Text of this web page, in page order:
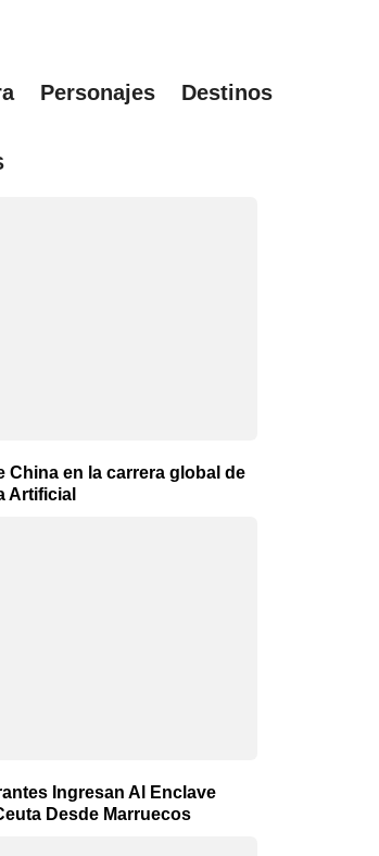
Personajes Destinos
China en la carrera global de
Artificial
Ingresan Al Enclave
Desde Marruecos